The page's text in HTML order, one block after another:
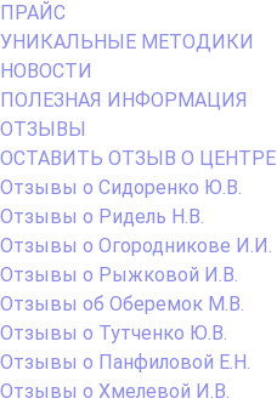
ПРАЙС
УНИКАЛЬНЫЕ МЕТОДИКИ
НОВОСТИ
ПОЛЕЗНАЯ ИНФОРМАЦИЯ
ОТЗЫВЫ
ОСТАВИТЬ ОТЗЫВ О ЦЕНТРЕ
Отзывы о Сидоренко Ю.В.
Отзывы о Ридель Н.В.
Отзывы о Огородникове И.И.
Отзывы о Рыжковой И.В.
Отзывы об Оберемок М.В.
Отзывы о Тутченко Ю.В.
Отзывы о Панфиловой Е.Н.
Отзывы о Хмелевой И.В.